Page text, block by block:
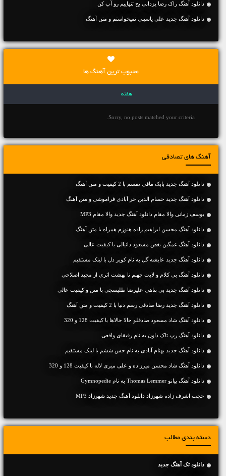
دانلود آهنگ راک رضا یزدانی یخ تنهاییم رو آب کن
دانلود آهنگ جديد علی یاسینی نمیخواستم و متن آهنگ
محبوب ترین آهنگ ها
هفته
Sorry, no posts matched your criteria.
آهنگ های تصادفی
دانلود آهنگ جديد بابک مافی نفسم با 2 کیفیت و متن آهنگ
دانلود آهنگ جديد حسام الدین حر آبادی فراموشی و متن آهنگ
یوسف زمانی والا مقام دانلود آهنگ جدید والا مقام MP3
دانلود آهنگ محسن ابراهیم زاده هنوزم همراه با متن آهنگ
دانلود آهنگ غمگین بغض مسعود دانیالی با کیفیت عالی
دانلود آهنگ جديد عایشه گل به نام کویر دل با لینک مستقیم
دانلود آهنگ بی کلام و لایت جهنم تا بهشت اثری از مجید اصلاحی
دانلود آهنگ جديد بی پناهی علیرضا طلیسچی با متن و کیفیت عالی
دانلود آهنگ جديد رضا صادقی رسم دنیا با 2 کیفیت و متن آهنگ
دانلود آهنگ شاد مسعود صادقلو حالا حالاها با کیفیت 128 و 320
دانلود آهنگ رپ تاک داون به نام رفیقای واقعی
دانلود آهنگ جديد بهنام آبادی به نام حس ششم با لینک مستقیم
دانلود آهنگ شاد محسن میرزاده و علی میری لاله با کیفیت 128 و 320
دانلود آهنگ پیانو Thomas Lemmer به نام Gymnopedie
حجت اشرف زاده شهرزاد دانلود آهنگ جدید شهرزاد MP3
دسته بندی مطالب
دانلود تک آهنگ جدید